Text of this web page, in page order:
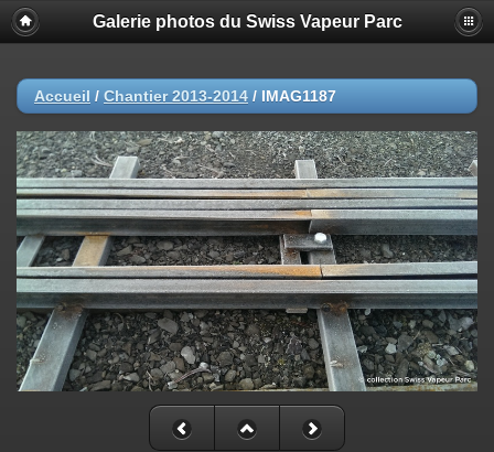
Galerie photos du Swiss Vapeur Parc
Accueil / Chantier 2013-2014 / IMAG1187